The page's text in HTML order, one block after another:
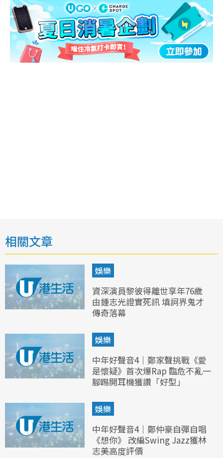
相關文章
娛樂
資深演員黎彼得離世享年76歲
由鍾志光證實死訊 填詞界鬼才
傳奇落幕
娛樂
中年好聲音4｜鄭家聲挑戰《愛
是懷疑》首次爆Rap 臨危不亂一
腳踢開耳機獲讚「好型」
娛樂
中年好聲音4｜鄭仲豪自彈自唱
《想你》 改編Swing Jazz獲林
志美高度評價